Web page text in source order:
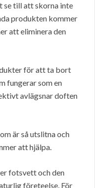
se till att skorna inte
produkten kommer
att eliminera den
för att ta bort
fungerar som en
avlägsnar doften
är så utslitna och
att hjälpa.
fotsvett och den
företeelse. För